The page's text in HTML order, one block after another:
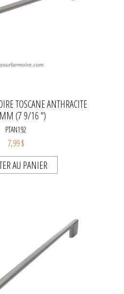
TOSCANE ANTHRACITE
(7 9/16 '')
PTAN192
7,99 $
AU PANIER